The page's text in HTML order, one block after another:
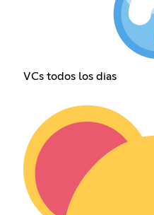
VCs todos los dias